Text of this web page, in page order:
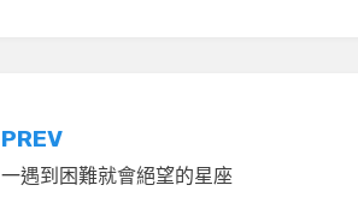
文
章
PREV
一遇到困難就會絕望的星座